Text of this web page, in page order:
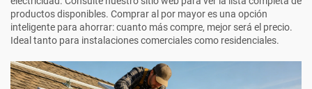
productos disponibles. Comprar al por mayor es una opción
inteligente para ahorrar: cuanto más compre, mejor será el precio.
Ideal tanto para instalaciones comerciales como residenciales.